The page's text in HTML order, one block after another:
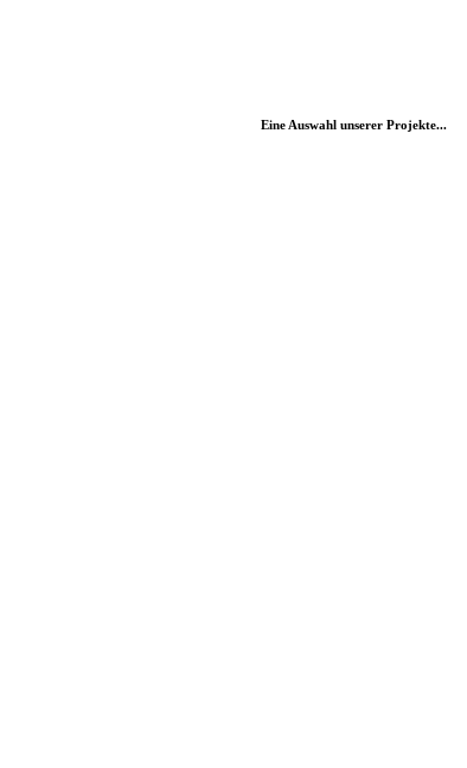
Eine Auswahl unserer Projekte...